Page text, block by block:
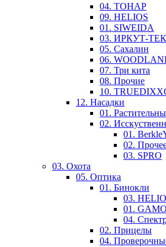
04. ТОНАР
09. HELIOS
01. SIWEIDA
03. ИРКУТ-
05. Сахалин
06.
07. Три кита
08. Прочие
10.
12. Насадки
01.
02.
01.
02.
03. SPRO
03. Охота
05. Оптика
01. Бинокли
03.
01. GAMO
04.
02. Прицелы
04.